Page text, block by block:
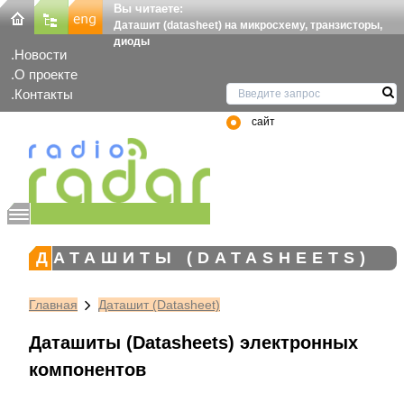
Вы читаете:
Даташит (datasheet) на микросхему, транзисторы,
диоды
Новости
О проекте
Контакты
сайт
ДАТАШИТЫ (DATASHEETS)
Главная Даташит (Datasheet)
Даташиты (Datasheets) электронных
компонентов